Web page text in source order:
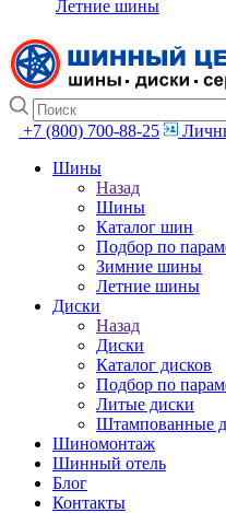
Летние шины
+7 (800) 700-88-25
Шины
Назад
Шины
Каталог шин
Подбор по
Зимние шины
Летние шины
Диски
Назад
Диски
Каталог дисков
Подбор по
Литые диски
Штампованные
Шиномонтаж
Шинный отель
Блог
Контакты